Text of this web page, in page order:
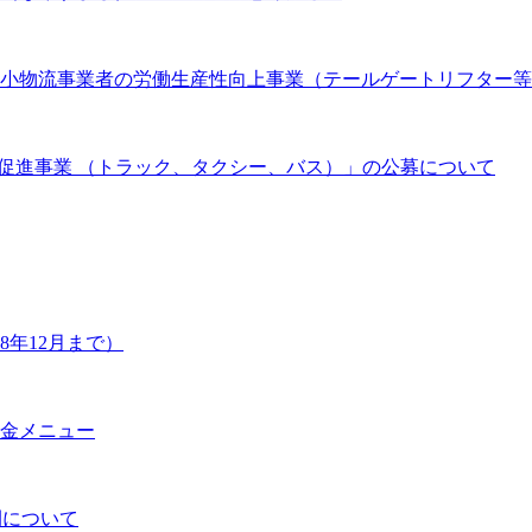
物流事業者の労働生産性向上事業（テールゲートリフター等
進事業 （トラック、タクシー、バス）」の公募について
12月まで）
メニュー
ついて